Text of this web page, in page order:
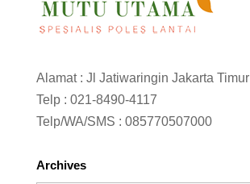
Alamat : Jl Jatiwaringin Jakarta Timur
Telp : 021-8490-4117
Telp/WA/SMS : 085770507000
Archives